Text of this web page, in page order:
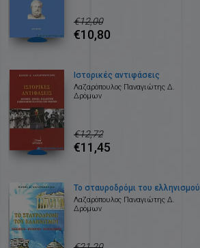
€12,00
€10,80
Ιστορικές αντιφάσεις
Λαζαρόπουλος Παναγιώτης Δ.
Δρόμων
€12,72
€11,45
Το σταυροδρόμι του ελληνισμού
Λαζαρόπουλος Παναγιώτης Δ.
Δρόμων